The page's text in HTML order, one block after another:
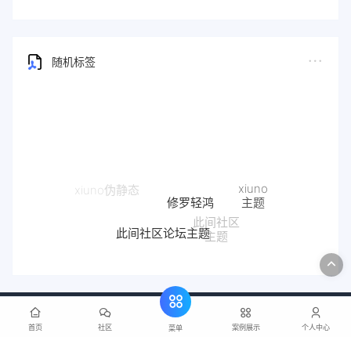
随机标签
此间社区
主题
此间社区论坛主题
xiuno伪静态
xiuno
主题
修罗轻鸿
首页 社区 菜单 案例展示 个人中心